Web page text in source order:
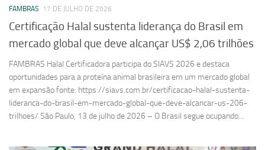
FAMBRAS 17 DE JULHO DE 2026
Certificação Halal sustenta liderança do Brasil em
mercado global que deve alcançar US$ 2,06 trilhões
FAMBRAS Halal Certificadora participa do SIAVS 2026 e destaca
oportunidades para a proteína animal brasileira em um mercado global
em expansão fonte: https://siavs.com.br/certificacao-halal-sustenta-
lideranca-do-brasil-em-mercado-global-que-deve-alcancar-us-206-
trilhoes/ São Paulo, 13 de julho de 2026 – O Brasil segue ocupando...